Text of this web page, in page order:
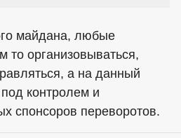
майдана, любые
то организовываться,
а на данный
контролем и
спонсоров переворотов.